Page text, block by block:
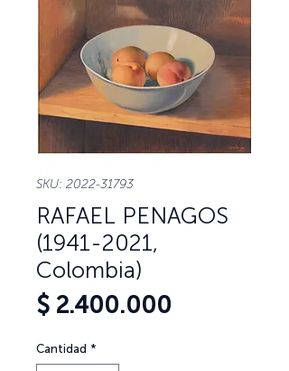
SKU: 2022-31793
RAFAEL PENAGOS
(1941-2021,
Colombia)
$ 2.400.000
Cantidad *